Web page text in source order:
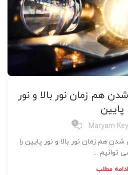
هم زمان نور بالا و نور
پایین
Maryam
0
هم زمان نور بالا و نور پایین را
توانیم ...
ادامه مطلب